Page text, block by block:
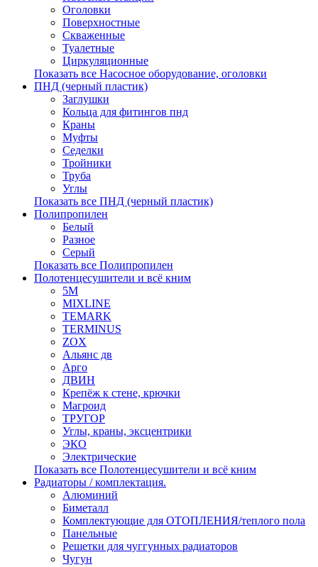
Оголовки
Поверхностные
Скваженные
Туалетные
Циркуляционные
Показать все Насосное оборудование, оголовки
ПНД (черный пластик)
Заглушки
Кольца для фитингов пнд
Краны
Муфты
Седелки
Тройники
Труба
Углы
Показать все ПНД (черный пластик)
Полипропилен
Белый
Разное
Серый
Показать все Полипропилен
Полотенцесушители и всё кним
5М
MIXLINE
TEMARK
TERMINUS
ZOX
Альянс дв
Арго
ДВИН
Крепёж к стене, крючки
Магроид
ТРУГОР
Углы, краны, эксцентрики
ЭКО
Электрические
Показать все Полотенцесушители и всё кним
Радиаторы / комплектация.
Алюминий
Биметалл
Комплектующие для ОТОПЛЕНИЯ/теплого пола
Панельные
Решетки для чуггунных радиаторов
Чугун